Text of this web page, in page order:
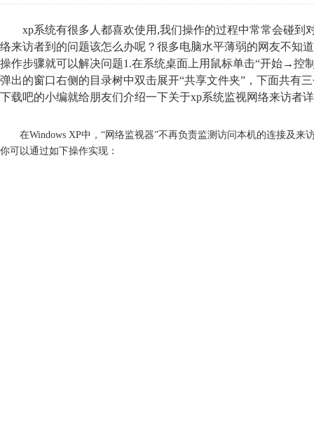
xp系统有很多人都喜欢使用,我们操作的过程中常常会碰
络来访者到的问题该怎么办呢？很多电脑水平薄弱的网友不知
操作步骤就可以解决问题1.在系统桌面上用鼠标单击“开始→控
弹出的窗口右侧的目录树中双击展开“共享文件夹”，下面共有
下载吧的小编就给朋友们介绍一下关于xp系统监视网络来访者
在Windows XP中，“网络监视器”不再负责监测访问本机的连接及
你可以通过如下操作实现：